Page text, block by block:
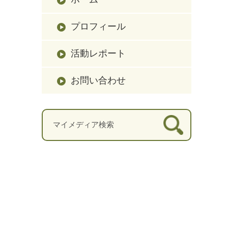
プロフィール
活動レポート
お問い合わせ